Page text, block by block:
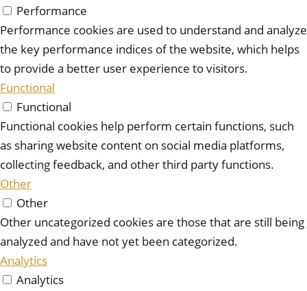
Performance
Performance cookies are used to understand and analyze
the key performance indices of the website, which helps
to provide a better user experience to visitors.
Functional
Functional
Functional cookies help perform certain functions, such
as sharing website content on social media platforms,
collecting feedback, and other third party functions.
Other
Other
Other uncategorized cookies are those that are still being
analyzed and have not yet been categorized.
Analytics
Analytics